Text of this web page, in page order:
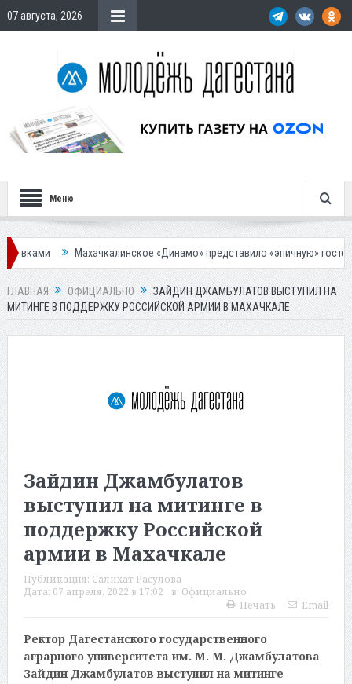
07 августа, 2026
Меню
Махачкалинское «Динамо» представило «эпичную» гостевую форму
ГЛАВНАЯ ОФИЦИАЛЬНО
ЗАЙДИН ДЖАМБУЛАТОВ ВЫСТУПИЛ НА
МИТИНГЕ В ПОДДЕРЖКУ РОССИЙСКОЙ АРМИИ В МАХАЧКАЛЕ
Зайдин Джамбулатов
выступил на митинге в
поддержку Российской
армии в Махачкале
Публикация: Салихат Расулова
Дата: 07 апреля, 2022 в 17:02 в: Официально
Печать
Email
Ректор Дагестанского государственного
аграрного университета им. М. М. Джамбулатова
Зайдин Джамбулатов выступил на митинге-